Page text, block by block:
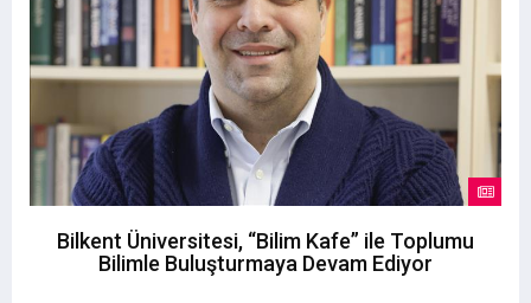
Bilkent Üniversitesi, “Bilim Kafe” ile Toplumu
Bilimle Buluşturmaya Devam Ediyor